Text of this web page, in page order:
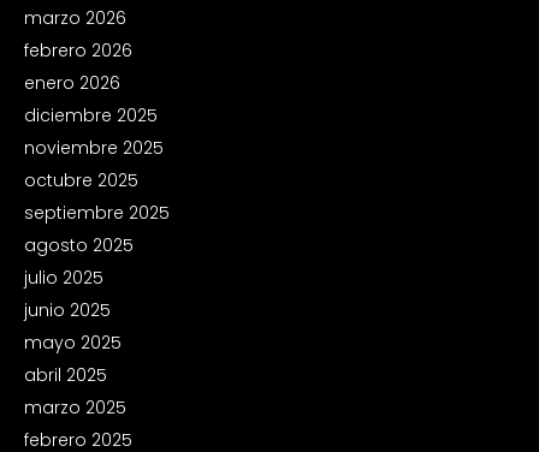
marzo 2026
febrero 2026
enero 2026
diciembre 2025
noviembre 2025
octubre 2025
septiembre 2025
agosto 2025
julio 2025
junio 2025
mayo 2025
abril 2025
marzo 2025
febrero 2025